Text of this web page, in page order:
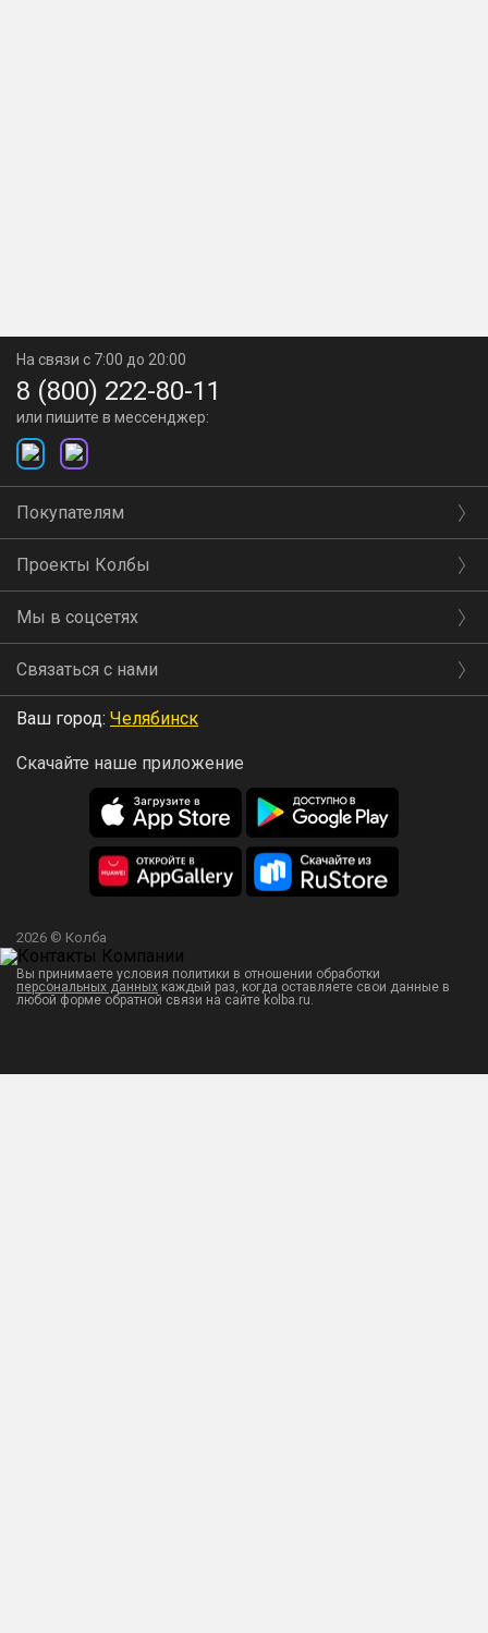
На связи с 7:00 до 20:00
8 (800) 222-80-11
или пишите в мессенджер:
Покупателям
Проекты Колбы
Мы в соцсетях
Связаться с нами
Ваш город: Челябинск
Скачайте наше приложение
2026 © Колба
Вы принимаете условия политики в отношении обработки
персональных данных каждый раз, когда оставляете свои данные в
любой форме обратной связи на сайте kolba.ru.